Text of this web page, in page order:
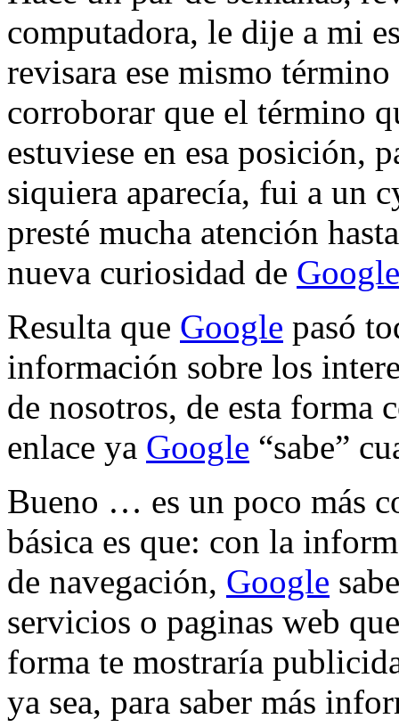
computadora, le dije a mi
revisara ese mismo
corroborar que el término
estuviese en esa posición,
siquiera aparecía, fui a un
presté mucha atención
nueva curiosidad de Google
Resulta que Google pasó
información sobre los
de nosotros, de esta forma
enlace ya Google “sabe”
Bueno … es un poco más
básica es que: con la
de navegación, Google
servicios o paginas web
forma te mostraría
ya sea, para saber más